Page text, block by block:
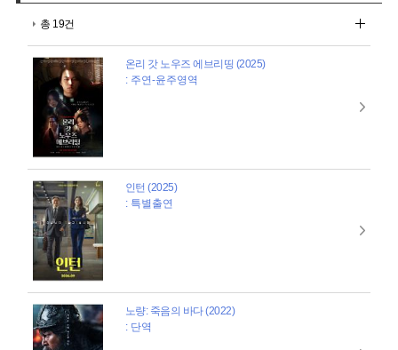
총 19건
온리 갓 노우즈 에브리띵 (2025)
: 주연-윤주영역
인턴 (2025)
: 특별출연
노량: 죽음의 바다 (2022)
: 단역